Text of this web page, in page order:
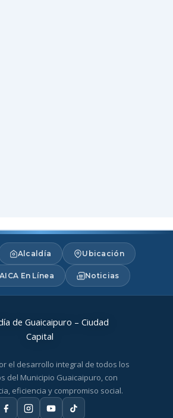
Alcaldía Ubicación
En Línea Noticias
el desarrollo integral de todos los
del Municipio Guaicaipuro, con
eficiencia y compromiso social.